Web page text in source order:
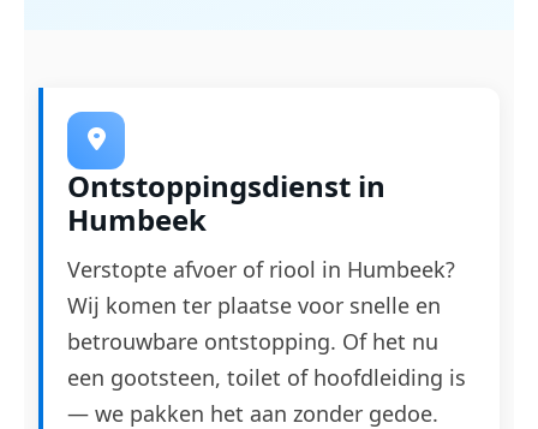
Ontstoppingsdienst in
Humbeek
Verstopte afvoer of riool in Humbeek?
Wij komen ter plaatse voor snelle en
betrouwbare ontstopping. Of het nu
een gootsteen, toilet of hoofdleiding is
— we pakken het aan zonder gedoe.